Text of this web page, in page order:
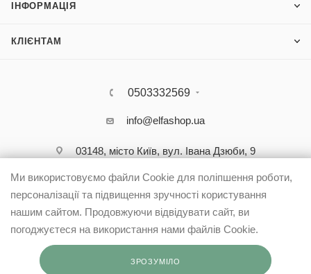
ІНФОРМАЦІЯ
КЛІЄНТАМ
0503332569
info@elfashop.ua
03148, місто Київ, вул. Івана Дзюби, 9
Ми використовуємо файли Cookie для поліпшення роботи,
персоналізації та підвищення зручності користування
нашим сайтом. Продовжуючи відвідувати сайт, ви
погоджуєтеся на використання нами файлів Cookie.
ЗРОЗУМІЛО